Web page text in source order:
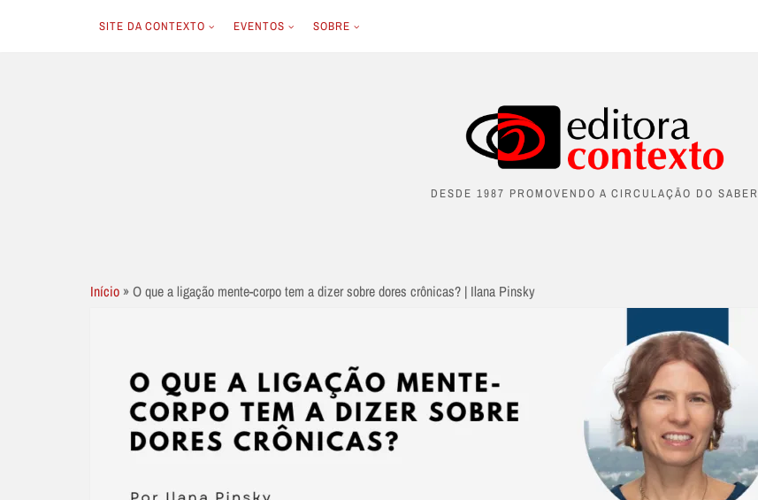
SITE DA CONTEXTO EVENTOS SOBRE
DESDE 1987 PROMOVENDO A CIRCULAÇÃO DO SABER
Início »O que a ligação mente-corpo tem a dizer sobre dores crônicas? | Ilana Pinsky